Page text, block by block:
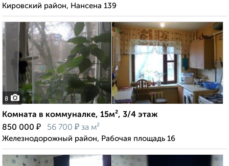
Кировский район, Нансена 139
8
Комната в коммуналке, 15м², 3/4 этаж
850 000 ₽ 56 700 ₽ за м²
Железнодорожный район, Рабочая площадь 16